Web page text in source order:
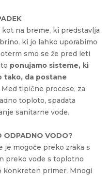
na breme, ki predstavlja
ki jo lahko uporabimo
smo se že pred leti
ponujamo sisteme, ki
da postane
tipične procese, za
toploto, spadata
sanitarne vode.
ODPADNO VODO?
je mogoče preko zraka s
preko vode s toplotno
konkreten primer. Mnogi